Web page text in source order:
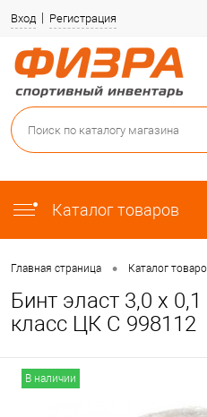
Вход Регистрация
Каталог товаров
Главная страница • Каталог
Бинт эласт 3,0 х
класс ЦК С 998112
В наличии